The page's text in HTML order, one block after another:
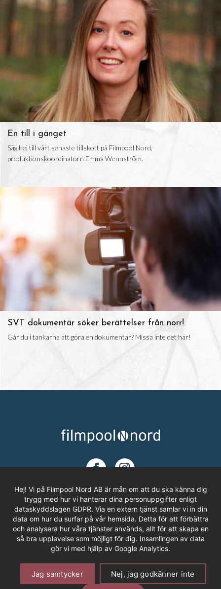
En till i gänget
Säg hej till vårt senaste tillskott på Filmpool Nord,
produktionskoordinatorn Emma Wennström.
SVT dokumentär söker berättelser från norr!
Går du i tankarna att göra en dokumentär? Missa inte det här!
ADRESS
Filmpool Nord AB
Västra Varvsgatan 3, Bryggeriet
972 36 LULEÅ
Om Cookies Personuppgifter Offentlighetsprincipen
Hej! Vi på Filmpool Nord AB är mån om att du ska känna dig
trygg med hur vi hanterar dina personuppgifter enligt
dataskyddslagen GDPR. Via en extern tjänst samlar vi in din
data om hur du surfar på vår hemsida. Detta för att förbättra
och analysera hur våra tjänster används, allt för att skapa en
så bra upplevelse som möjligt för dig. Insamlingen av data
gör vi med hjälp av Google Analytics.
Jag samtycker Nej, jag godkänner inte